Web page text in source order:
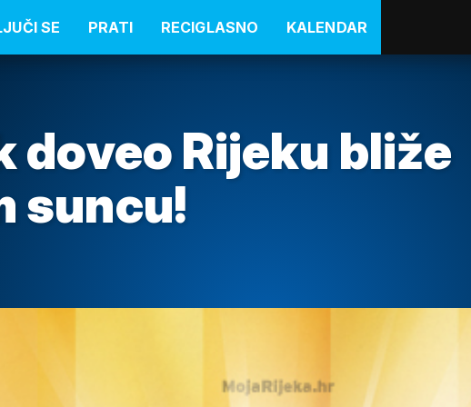
SE PRATI RECIGLASNO KALENDAR
doveo Rijeku bliže
suncu!